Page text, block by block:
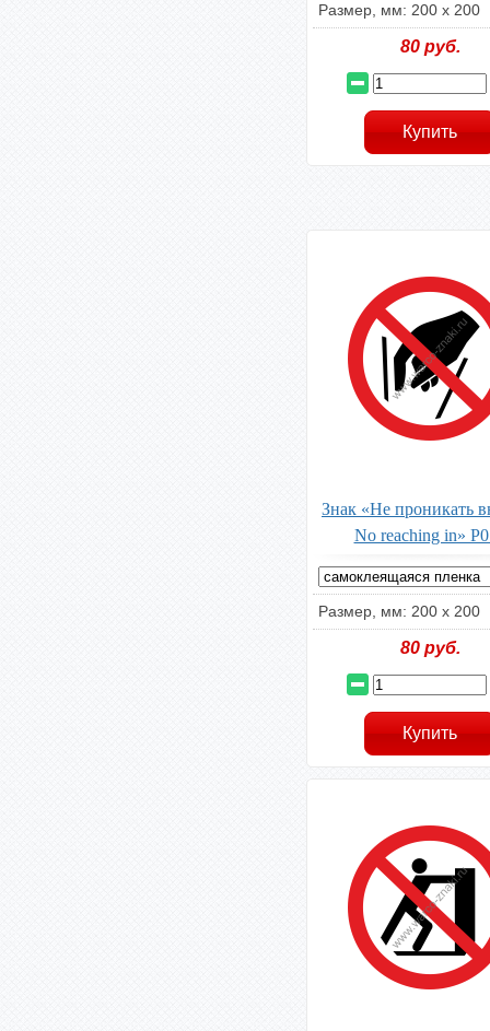
Размер, мм: 200 х 200
80руб.
Знак «Не проникать
No reaching in»
Размер, мм: 200 х 200
80руб.